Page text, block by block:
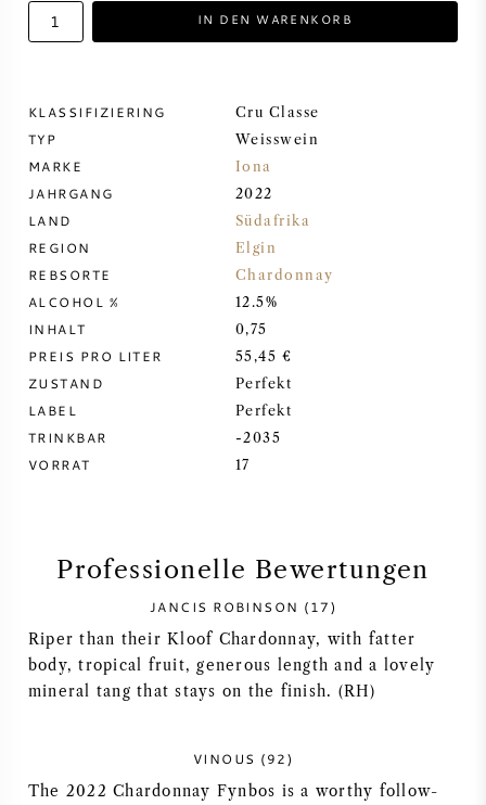
DESSERTWEIN
PINOT NOIR
CHARDONNAY
MERLOT
SAUVIGNON BLANC
RIESLING
ALLE REBSORTEN
IN DEN WARENKORB
KLASSIFIZIERING Cru Classe
TYP Weisswein
MARKE Iona
JAHRGANG 2022
LAND Südafrika
REGION Elgin
REBSORTE Chardonnay
ALCOHOL % 12.5%
INHALT 0,75
PREIS PRO LITER 55,45 €
ZUSTAND Perfekt
LABEL Perfekt
TRINKBAR -2035
VORRAT 17
Professionelle Bewertungen
JANCIS ROBINSON (17)
Riper than their Kloof Chardonnay, with fatter
body, tropical fruit, generous length and a lovely
mineral tang that stays on the finish. (RH)
VINOUS (92)
The 2022 Chardonnay Fynbos is a worthy follow-